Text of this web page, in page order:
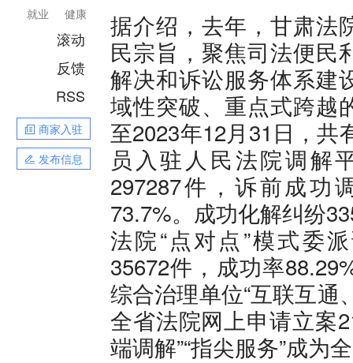
健康
就业
滚动
反馈
RSS
商家入驻
发布信息
据介绍，去年，甘肃法
民宗旨，聚焦司法便民
解决和诉讼服务体系建
域性突破、重点式跨越
至2023年12月31日，共
员入驻人民法院调解
297287件，诉前成功
73.7%。成功化解纠纷
法院“点对点”模式委
35672件，成功率
综合治理单位“互联互通
全省法院网上申请立案
端调解”“指尖服务”成为